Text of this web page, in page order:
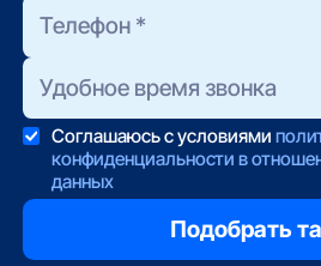
Соглашаюсь с условиями
конфиденциальности в
данных